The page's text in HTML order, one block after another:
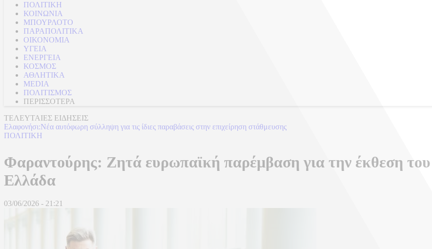
ΠΟΛΙΤΙΚΗ
ΚΟΙΝΩΝΙΑ
ΜΠΟΥΡΛΟΤΟ
ΠΑΡΑΠΟΛΙΤΙΚΑ
ΟΙΚΟΝΟΜΙΑ
ΥΓΕΙΑ
ΕΝΕΡΓΕΙΑ
ΚΟΣΜΟΣ
ΑΘΛΗΤΙΚΑ
MEDIA
ΠΟΛΙΤΙΣΜΟΣ
ΠΕΡΙΣΣΟΤΕΡΑ
ΤΕΛΕΥΤΑΙΕΣ ΕΙΔΗΣΕΙΣ
Τραμπ: Εφετείο απαγόρευσε να συνεχίσει την κατασκευή της αίθουσας χορού στον Λευκό Οίκο
ΠΟΛΙΤΙΚΗ
Φαραντούρης: Ζητά ευρωπαϊκή παρέμβαση για την έκθεση
Ελλάδα
03/06/2026 - 21:21